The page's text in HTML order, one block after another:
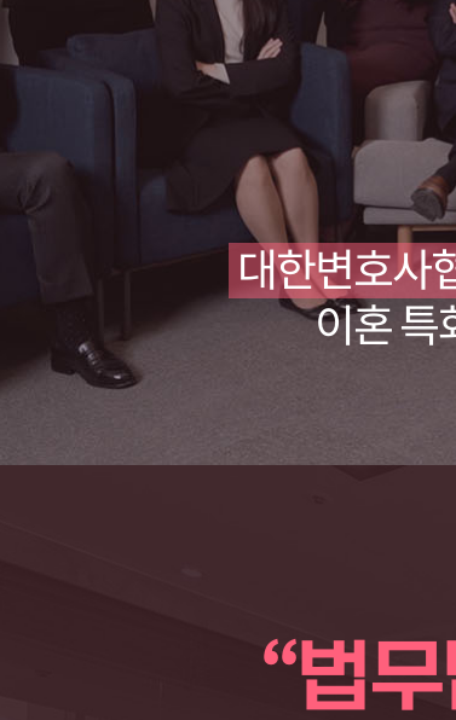
대한변호사
이혼 특
“법